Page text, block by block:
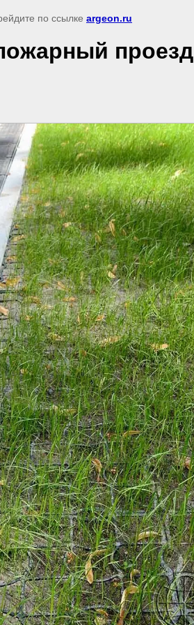
по ссылке argeon.ru
проезд